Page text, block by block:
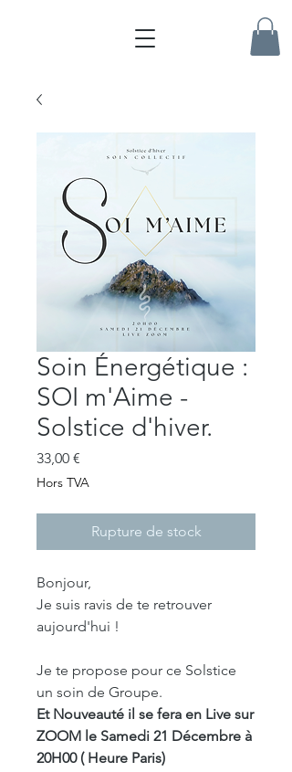
Soin Énergétique :
SOI m'Aime -
Solstice d'hiver.
33,00 €
Hors TVA
Rupture de stock
Bonjour,
Je suis ravis de te retrouver
aujourd'hui !
Je te propose pour ce Solstice
un soin de Groupe.
Et Nouveauté il se fera en Live sur
ZOOM le Samedi 21 Décembre à
20H00 ( Heure Paris)